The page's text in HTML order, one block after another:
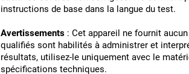
instructions de base dans la langue du test.
Avertissements : Cet appareil ne fournit
qualifiés sont habilités à administrer et
résultats, utilisez-le uniquement avec le
spécifications techniques.